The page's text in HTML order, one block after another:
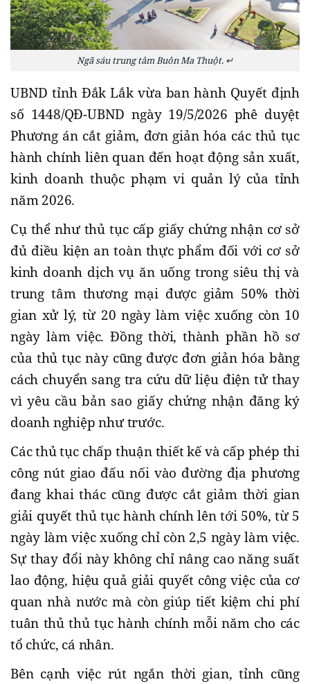
Ngã sáu trung tâm Buôn Ma Thuột. ↵
UBND tỉnh Đắk Lắk vừa ban hành Quyết định
số 1448/QĐ-UBND ngày 19/5/2026 phê duyệt
Phương án cắt giảm, đơn giản hóa các thủ tục
hành chính liên quan đến hoạt động sản xuất,
kinh doanh thuộc phạm vi quản lý của tỉnh
năm 2026.
Cụ thể như thủ tục cấp giấy chứng nhận cơ sở
đủ điều kiện an toàn thực phẩm đối với cơ sở
kinh doanh dịch vụ ăn uống trong siêu thị và
trung tâm thương mại được giảm 50% thời
gian xử lý, từ 20 ngày làm việc xuống còn 10
ngày làm việc. Đồng thời, thành phần hồ sơ
của thủ tục này cũng được đơn giản hóa bằng
cách chuyển sang tra cứu dữ liệu điện tử thay
vì yêu cầu bản sao giấy chứng nhận đăng ký
doanh nghiệp như trước.
Các thủ tục chấp thuận thiết kế và cấp phép thi
công nút giao đấu nối vào đường địa phương
đang khai thác cũng được cắt giảm thời gian
giải quyết thủ tục hành chính lên tới 50%, từ 5
ngày làm việc xuống chỉ còn 2,5 ngày làm việc.
Sự thay đổi này không chỉ nâng cao năng suất
lao động, hiệu quả giải quyết công việc của cơ
quan nhà nước mà còn giúp tiết kiệm chi phí
tuân thủ thủ tục hành chính mỗi năm cho các
tổ chức, cá nhân.
Bên cạnh việc rút ngắn thời gian, tỉnh cũng